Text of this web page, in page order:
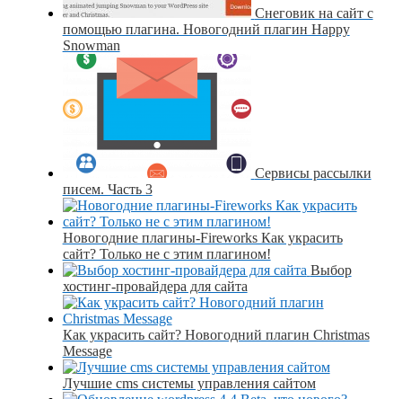
Снеговик на сайт с
помощью плагина. Новогодний плагин Happy
Snowman
Сервисы рассылки
писем. Часть 3
Новогодние плагины-Fireworks Как украсить
сайт? Только не с этим плагином!
Выбор
хостинг-провайдера для сайта
Как украсить сайт? Новогодний плагин Christmas
Message
Лучшие cms системы управления сайтом